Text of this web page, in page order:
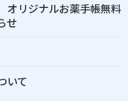
リジナルお薬手帳無料
せ
いて